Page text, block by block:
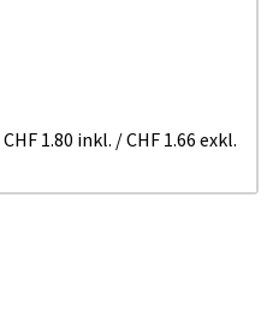
CHF 1.80 inkl. /CHF 1.66 exkl.